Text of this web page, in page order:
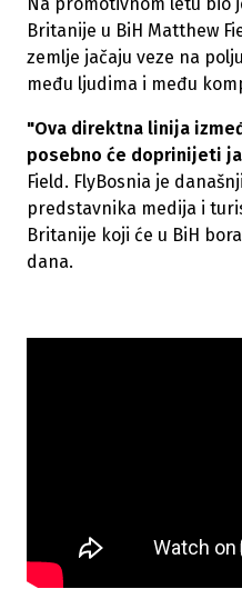
Na promotivnom letu bio
Britanije u BiH Matthew
zemlje jačaju veze na
među ljudima i među
"Ova direktna linija
posebno će doprinijeti
Field. FlyBosnia je
predstavnika medija i
Britanije koji će u BiH
dana.